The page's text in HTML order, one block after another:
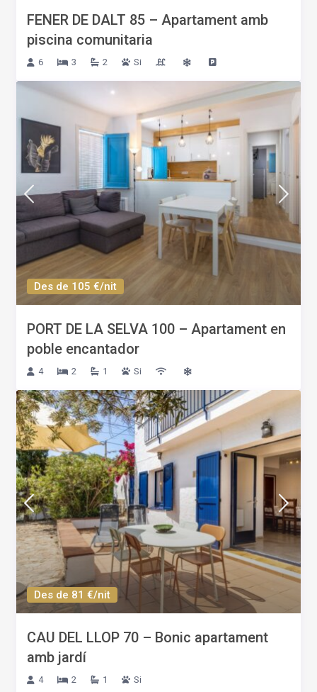
FENER DE DALT 85 – Apartament amb
piscina comunitaria
6 3 2 Si
Des de 105 €/nit
PORT DE LA SELVA 100 – Apartament en
poble encantador
4 2 1 Si
Des de 81 €/nit
CAU DEL LLOP 70 – Bonic apartament
amb jardí
4 2 1 Si